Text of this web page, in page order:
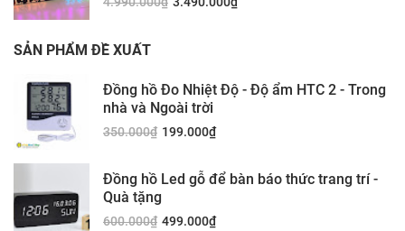
SẢN PHẨM ĐỀ XUẤT
Đồng hồ Đo Nhiệt Độ - Độ ẩm HTC 2 - Trong
nhà và Ngoài trời
350.000₫ 199.000₫
Đồng hồ Led gỗ để bàn báo thức trang trí -
Quà tặng
600.000₫ 499.000₫